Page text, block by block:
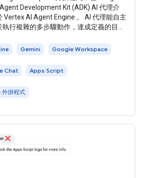
Development Kit (ADK) AI 代理介
Vertex AI Agent Engine 。 AI 代理能自主
行複雜的多步驟動作，達成定義的目
和 Google 搜尋基礎，評論及修正事
Gemini Google Workspace
Chat Apps Script
掛程式